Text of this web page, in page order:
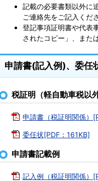
記載の必要書類以外に
ご連絡先をご記入くだ
登記事項証明書や代表
されたコピー」、また
申請書(記入例)、委任
税証明（軽自動車税以
申請書（税証明関係）
委任状[PDF：161KB]
申請書記載例
記入例（税証明関係）